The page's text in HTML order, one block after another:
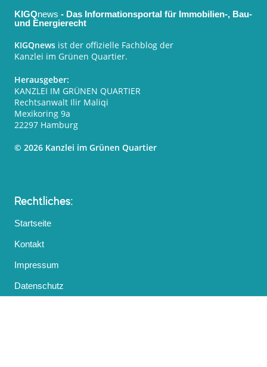
KIGQnews - Das Informationsportal für Immobilien-, Bau-
und Energierecht
KIGQnews ist der offizielle Fachblog der
Kanzlei im Grünen Quartier.
Herausgeber:
KANZLEI IM GRÜNEN QUARTIER
Rechtsanwalt Ilir Maliqi
Mexikoring 9a
22297 Hamburg
© 2026 Kanzlei im Grünen Quartier
Rechtliches:
Startseite
Kontakt
Impressum
Datenschutz